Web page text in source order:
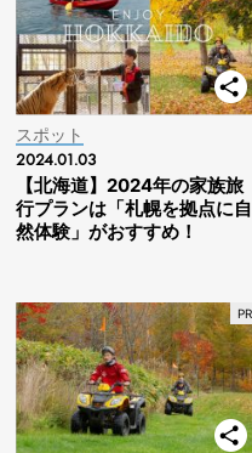
スポット
2024.01.03
【北海道】2024年の家族旅
行プランは「札幌を拠点に自
然体験」がおすすめ！